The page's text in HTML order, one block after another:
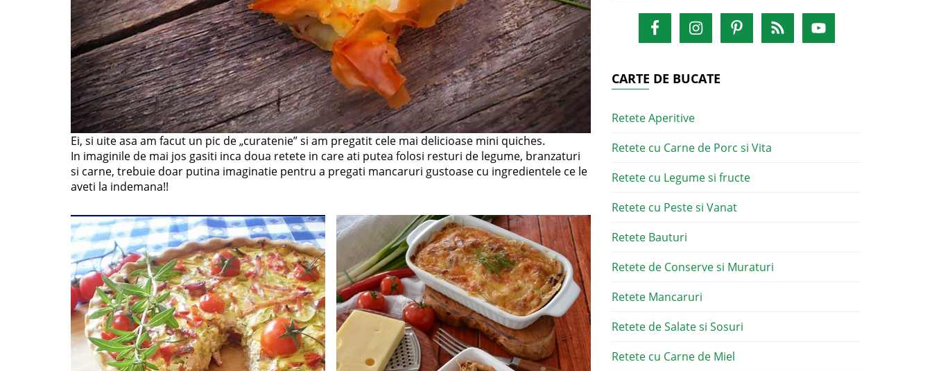
Ei, si uite asa am facut un pic de „curatenie” si am pregatit cele mai delicioase mini quiches.
In imaginile de mai jos gasiti inca doua retete in care ati putea folosi resturi de legume, branzaturi
si carne, trebuie doar putina imaginatie pentru a pregati mancaruri gustoase cu ingredientele ce le
aveti la indemana!!
CARTE DE BUCATE
Retete Aperitive
Retete cu Carne de Porc si Vita
Retete cu Legume si fructe
Retete cu Peste si Vanat
Retete Bauturi
Retete de Conserve si Muraturi
Retete Mancaruri
Retete de Salate si Sosuri
Retete cu Carne de Miel